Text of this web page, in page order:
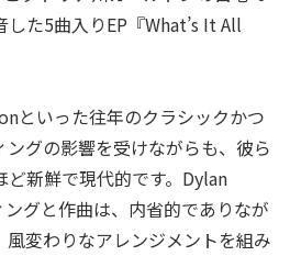
た5曲入りEP『What’s It All
といった往年のクラシックかつ
グの影響を受けながらも、彼ら
新鮮で現代的です。Dylan
グと作曲は、内省的でありなが
風変わりなアレンジメントを組み